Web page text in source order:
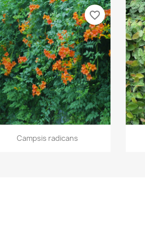
Vista rápida
Campsis radicans
favorite_border